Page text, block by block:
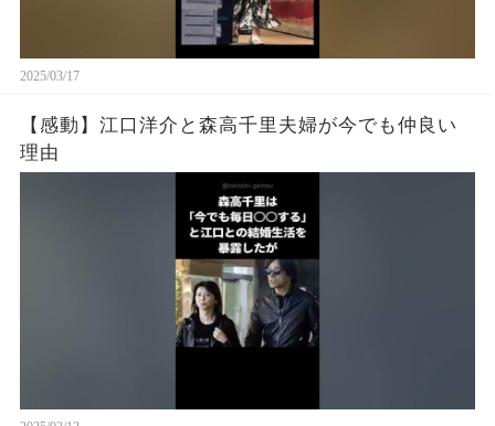
2025/03/17
【感動】江口洋介と森高千里夫婦が今でも仲良い
理由